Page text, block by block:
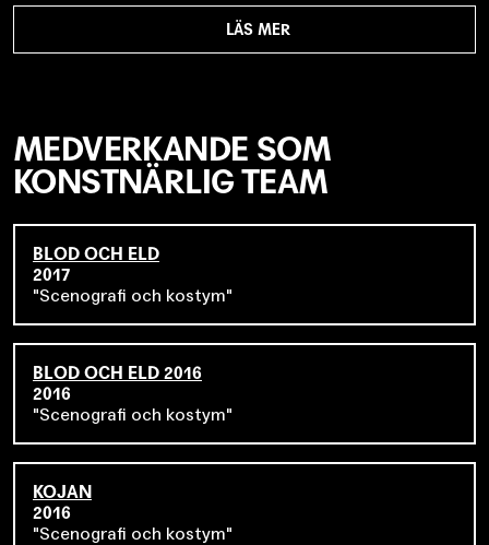
Teaterns första produktionLilla Döden hälsar
2015 scenografi och kostym tillKojan.
med hunden om natten på Stockholms stadsteater.
LÄS MER
MEDVERKANDE SOM
KONSTNÄRLIG TEAM
BLOD OCH ELD
2017
Scenografi och kostym
BLOD OCH ELD 2016
2016
Scenografi och kostym
KOJAN
2016
Scenografi och kostym